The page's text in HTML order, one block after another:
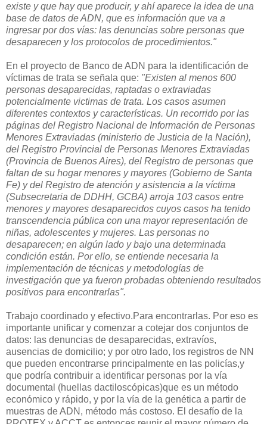
existe y que hay que producir, y ahí aparece la idea de una
base de datos de ADN, que es información que va a
ingresar por dos vías: las denuncias sobre personas que
desaparecen y los protocolos de procedimientos."
En el proyecto de Banco de ADN para la identificación de
víctimas de trata se señala que: "Existen al menos 600
personas desaparecidas, raptadas o extraviadas
potencialmente victimas de trata. Los casos asumen
diferentes contextos y características. Un recorrido por las
páginas del Registro Nacional de Información de Personas
Menores Extraviadas (ministerio de Justicia de la Nación),
del Registro Provincial de Personas Menores Extraviadas
(Provincia de Buenos Aires), del Registro de personas que
faltan de su hogar menores y mayores (Gobierno de Santa
Fe) y del Registro de atención y asistencia a la víctima
(Subsecretaria de DDHH, GCBA) arroja 103 casos entre
menores y mayores desaparecidos cuyos casos ha tenido
transcendencia pública con una mayor representación de
niñas, adolescentes y mujeres. Las personas no
desaparecen; en algún lado y bajo una determinada
condición están. Por ello, se entiende necesaria la
implementación de técnicas y metodologías de
investigación que ya fueron probadas obteniendo resultados
positivos para encontrarlas".
Trabajo coordinado y efectivo.Para encontrarlas. Por eso es
importante unificar y comenzar a cotejar dos conjuntos de
datos: las denuncias de desaparecidas, extravíos,
ausencias de domicilio; y por otro lado, los registros de NN
que pueden encontrarse principalmente en las policías,y
que podría contribuir a identificar personas por la vía
documental (huellas dactiloscópicas)que es un método
económico y rápido, y por la vía de la genética a partir de
muestras de ADN, método más costoso. El desafío de la